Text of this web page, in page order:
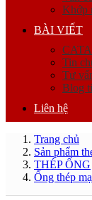
Khớp
BÀI VIẾT
Tin
Tư
Blog
Liên hệ
Trang chủ
Sản phẩm
THÉP ỐNG
Ống thép